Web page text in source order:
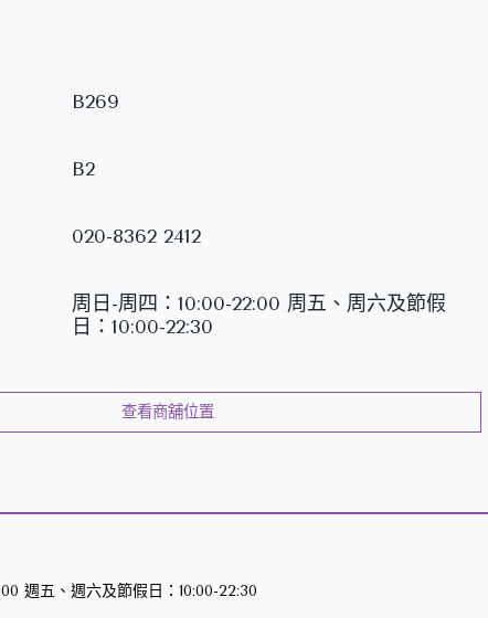
B269
B2
020-8362 2412
周日-周四：10:00-22:00 周五、周六及節假
日：10:00-22:30
查看商舖位置
週五、週六及節假日：10:00-22:30